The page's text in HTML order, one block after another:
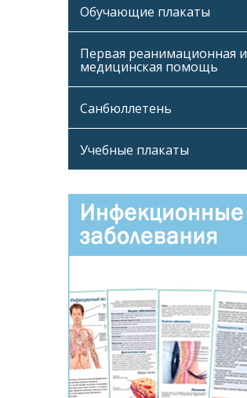
Обучающие плакаты
Первая реанимационная и
медицинская помощь
Санбюллетень
Учебные плакаты